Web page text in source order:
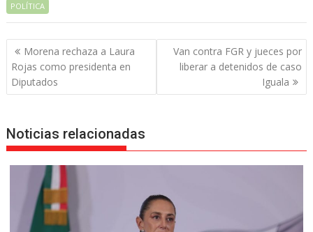
POLÍTICA
Navegación
de
entradas
Morena rechaza a Laura
Rojas como presidenta en
Diputados
Van contra FGR y jueces por
liberar a detenidos de caso
Iguala
Noticias relacionadas